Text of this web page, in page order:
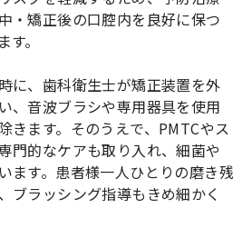
・矯正後の口腔内を良好に保つ
。
に、歯科衛生士が矯正装置を外
、音波ブラシや専用器具を使用
きます。そのうえで、PMTCやス
門的なケアも取り入れ、細菌や
ます。患者様一人ひとりの磨き残
ブラッシング指導もきめ細かく